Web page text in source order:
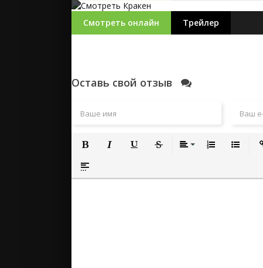
Смотреть онлайн Трейлер
Оставь свой отзыв
Полужирный
Вставка спойлера